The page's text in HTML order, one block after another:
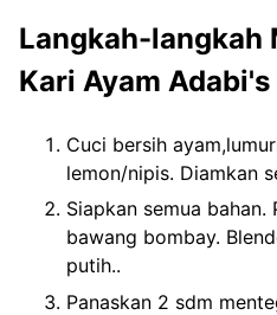
Langkah-langkah
Kari Ayam Adabi's
Cuci bersih
lemon/nipis. Diamkan
Siapkan semua
bawang bombay.
putih..
Panaskan 2 sdm